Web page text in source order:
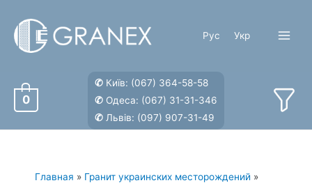
содержимому
Рус Укр
0
✆ Київ: (067) 364-58-58
✆ Одеса: (067) 31-31-346
✆ Львів: (097) 907-31-49
Главная » Гранит украинских месторождений »